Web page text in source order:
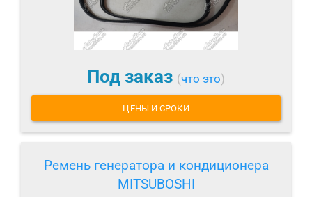
Под заказ (что это)
ЦЕНЫ И СРОКИ
Ремень генератора и кондиционера
MITSUBOSHI